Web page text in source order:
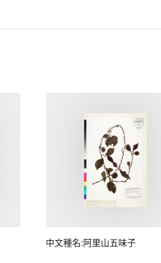
中文種名:阿里山五味子